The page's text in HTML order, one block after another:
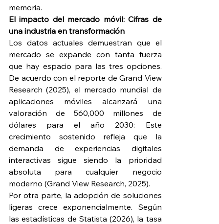
memoria.
El impacto del mercado móvil: Cifras de
una industria en transformación
Los datos actuales demuestran que el
mercado se expande con tanta fuerza
que hay espacio para las tres opciones.
De acuerdo con el reporte de Grand View
Research (2025), el mercado mundial de
aplicaciones móviles alcanzará una
valoración de 560,000 millones de
dólares para el año 2030: Este
crecimiento sostenido refleja que la
demanda de experiencias digitales
interactivas sigue siendo la prioridad
absoluta para cualquier negocio
moderno (Grand View Research, 2025).
Por otra parte, la adopción de soluciones
ligeras crece exponencialmente. Según
las estadísticas de Statista (2026), la tasa